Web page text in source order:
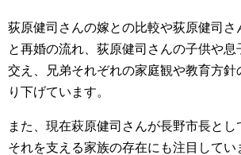
荻原健司さんの嫁との比較や荻原健司さ
と再婚の流れ、荻原健司さんの子供や息
交え、兄弟それぞれの家庭観や教育方針
り下げています。
また、現在萩原健司さんが長野市長とし
それを支える家族の存在にも注目してい